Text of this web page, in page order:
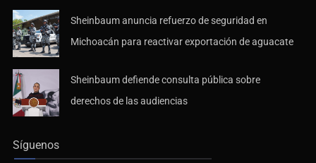
Sheinbaum anuncia refuerzo de seguridad en
Michoacán para reactivar exportación de aguacate
Sheinbaum defiende consulta pública sobre
derechos de las audiencias
Síguenos